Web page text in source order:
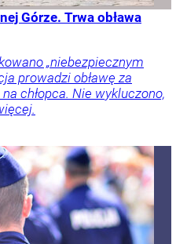
Górze. Trwa obława
„niebezpiecznym
prowadzi obławę za
chłopca. Nie wykluczono,